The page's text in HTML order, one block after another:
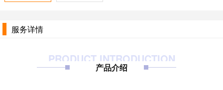
服务详情
PRODUCT INTRODUCTION
产品介绍